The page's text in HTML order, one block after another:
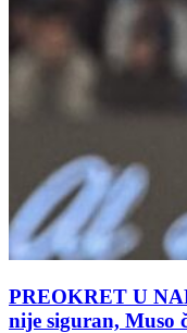
PREOKRET U
nije siguran, Muso